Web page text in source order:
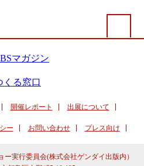
開催レポート 出展について
ー お問い合わせ プレス向け
実行委員会(株式会社ゲンダイ出版内）